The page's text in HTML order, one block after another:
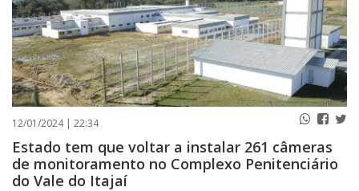
12/01/2024 | 22:34
Estado tem que voltar a instalar 261 câmeras
de monitoramento no Complexo Penitenciário
do Vale do Itajaí